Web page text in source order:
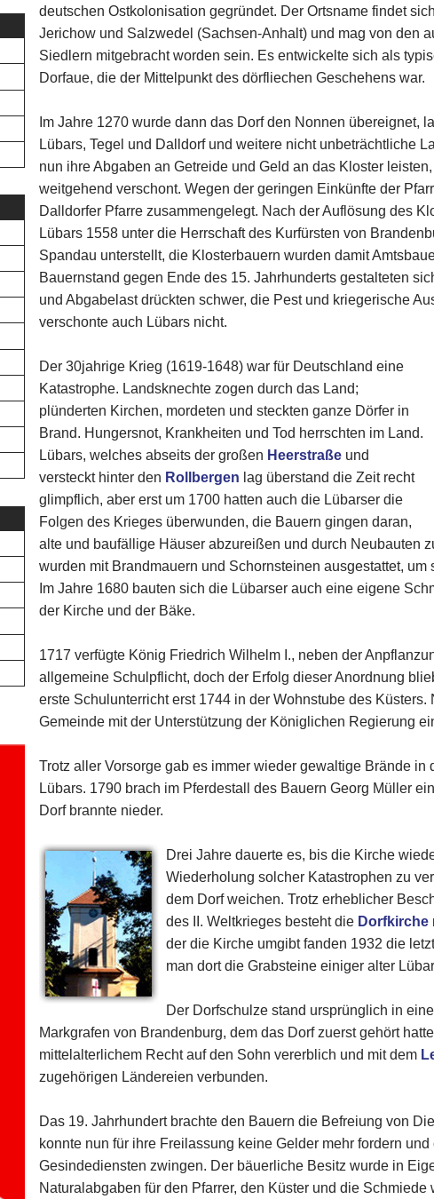
deutschen Ostkolonisation gegründet. Der Ortsname findet
Jerichow und Salzwedel (Sachsen-Anhalt) und mag von den
Siedlern mitgebracht worden sein. Es entwickelte sich als
Dorfaue, die der Mittelpunkt des dörfliechen Geschehens war.
Im Jahre 1270 wurde dann das Dorf den Nonnen übereignet,
Lübars, Tegel und Dalldorf und weitere nicht unbeträchtliche
nun ihre Abgaben an Getreide und Geld an das Kloster
weitgehend verschont. Wegen der geringen Einkünfte der
Dalldorfer Pfarre zusammengelegt. Nach der Auflösung des
Lübars 1558 unter die Herrschaft des Kurfürsten von
Spandau unterstellt, die Klosterbauern wurden damit
Bauernstand gegen Ende des 15. Jahrhunderts gestalteten
und Abgabelast drückten schwer, die Pest und kriegerische
verschonte auch Lübars nicht.
Der 30jahrige Krieg (1619-1648) war für Deutschland eine
Katastrophe. Landsknechte zogen durch das Land;
plünderten Kirchen, mordeten und steckten ganze Dörfer in
Brand. Hungersnot, Krankheiten und Tod herrschten im Land.
Lübars, welches abseits der großen Heerstraße und
versteckt hinter den Rollbergen lag überstand die Zeit recht
glimpflich, aber erst um 1700 hatten auch die Lübarser die
Folgen des Krieges überwunden, die Bauern gingen daran,
alte und baufällige Häuser abzureißen und durch Neubauten
wurden mit Brandmauern und Schornsteinen ausgestattet,
Im Jahre 1680 bauten sich die Lübarser auch eine eigene
der Kirche und der Bäke.
1717 verfügte König Friedrich Wilhelm I., neben der
allgemeine Schulpflicht, doch der Erfolg dieser Anordnung
erste Schulunterricht erst 1744 in der Wohnstube des
Gemeinde mit der Unterstützung der Königlichen Regierung
Trotz aller Vorsorge gab es immer wieder gewaltige Brände in
Lübars. 1790 brach im Pferdestall des Bauern Georg Müller
Dorf brannte nieder.
Drei Jahre dauerte es, bis die Kirche
Wiederholung solcher Katastrophen zu
dem Dorf weichen. Trotz erheblicher
des II. Weltkrieges besteht die Dorfkirche
der die Kirche umgibt fanden 1932 die
man dort die Grabsteine einiger alter
Der Dorfschulze stand ursprünglich in
Markgrafen von Brandenburg, dem das Dorf zuerst gehört
mittelalterlichem Recht auf den Sohn vererblich und mit dem
zugehörigen Ländereien verbunden.
Das 19. Jahrhundert brachte den Bauern die Befreiung von
konnte nun für ihre Freilassung keine Gelder mehr fordern
Gesindediensten zwingen. Der bäuerliche Besitz wurde in
Naturalabgaben für den Pfarrer, den Küster und die